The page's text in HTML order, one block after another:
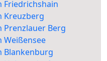
Friedrichshain
Kreuzberg
Prenzlauer Berg
Weißensee
Blankenburg